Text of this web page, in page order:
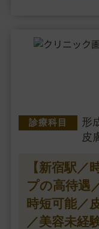
診療科目
形
皮
【新宿駅／
プの高待遇
時短可能／
／美容未経